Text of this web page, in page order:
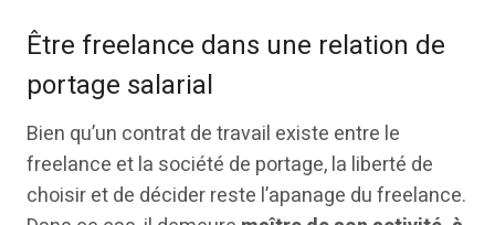
Être freelance dans une relation de
portage salarial
Bien qu’un contrat de travail existe entre le
freelance et la société de portage, la liberté de
choisir et de décider reste l’apanage du freelance.